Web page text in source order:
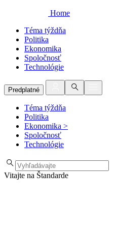
Home
Téma týždňa
Politika
Ekonomika
Spoločnosť
Technológie
Predplatné
Téma týždňa
Politika
Ekonomika >
Spoločnosť
Technológie
Vitajte na Štandarde